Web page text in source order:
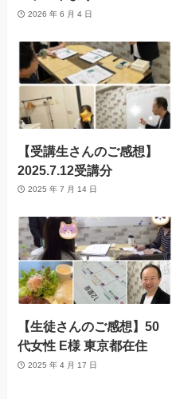
2026 年 6 月 4 日
【受講生さんのご感想】
2025.7.12受講分
2025 年 7 月 14 日
【生徒さんのご感想】50
代女性 E様 東京都在住
2025 年 4 月 17 日